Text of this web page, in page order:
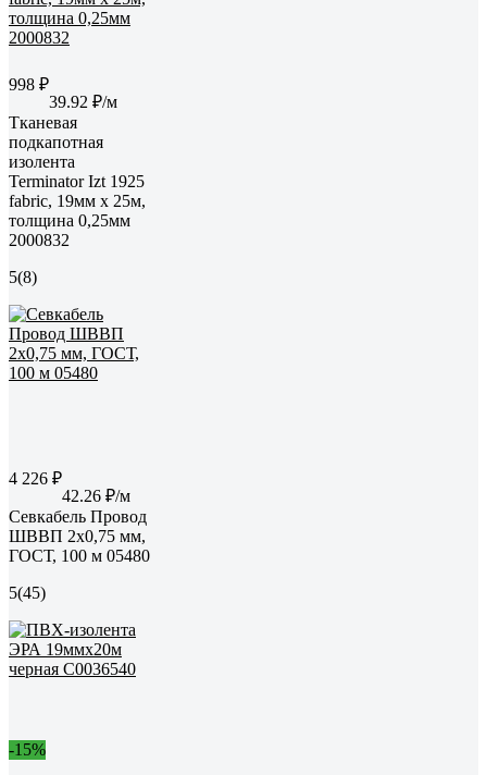
998 ₽
39.92 ₽/м
Тканевая
подкапотная
изолента
Terminator Izt 1925
fabric, 19мм х 25м,
толщина 0,25мм
2000832
5(8)
4 226 ₽
42.26 ₽/м
Севкабель Провод
ШВВП 2х0,75 мм,
ГОСТ, 100 м 05480
5(45)
-15%